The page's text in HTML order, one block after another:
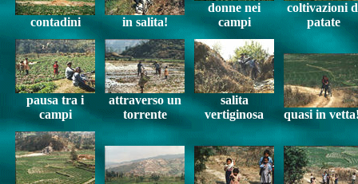
contadini in salita!
donne nei
campi
coltivazioni
patate
pausa tra i
campi
attraverso un
torrente
salita
vertiginosa
quasi in